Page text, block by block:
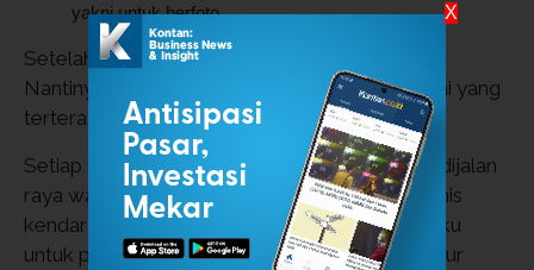
yakni untuk berfoto.
Setelah foto, Anda tinggal menunggu SIM jadi.
Nantinya petugas akan memanggil nama sesuai yang
tertera di SIM.
Setiap orang yang mengemudikan kendaraan dijalan
raya wajib mengantongi SIM sesuai dengan jenis
kendaraan yang dikemudikan. Ketentuan berlaku
untuk pengendara yang tidak memiliki SIM diatur
X